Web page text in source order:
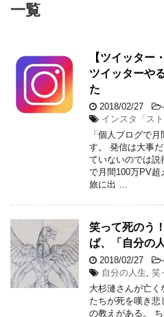
一覧
【ツイッター
ツイッターや
た
2018/02/27 -
インスタ「スト
「個人ブログで
す。 発信は大事
ていないのでは説
で月間100万PV超
旅に出 …
笑って死のう
ば、「自分の
2018/02/27 -
自分の人生 笑
大杉漣さんが亡く
たちが死を嘆き
の教えがある。